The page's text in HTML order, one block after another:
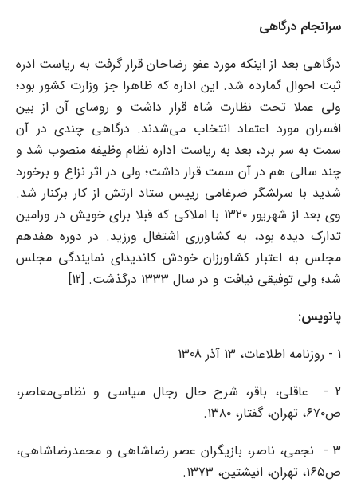
سرانجام درگاهی
درگاهی بعد از اینکه مورد عفو رضاخان قرار گرفت به ریاست ادره
ثبت احوال گمارده شد. این اداره که ظاهرا جز وزارت کشور بود؛
ولی عملا تحت نظارت شاه قرار داشت و روسای آن از بین
افسران مورد اعتماد انتخاب می‌شدند. درگاهی چندی در آن
سمت به سر برد، بعد به ریاست اداره نظام وظیفه منصوب شد و
چند سالی هم در آن سمت قرار داشت؛ ولی در اثر نزاع و برخورد
شدید با سرلشگر ضرغامی رییس ستاد ارتش از کار برکنار شد.
وی بعد از شهریور ۱۳۲۰ با املاکی که قبلا برای خویش در ورامین
تدارک دیده بود، به کشاورزی اشتغال ورزید. در دوره هفدهم
مجلس به اعتبار کشاورزان خودش کاندیدای نمایندگی مجلس
شد؛ ولی توفیقی نیافت و در سال ۱۳۳۳ درگذشت. [12]
پانویس:
1 - روزنامه اطلاعات، 13 آذر 1308
2 - عاقلی، باقر، شرح حال رجال سیاسی و نظامی‌معاصر،
ص۶۷۰، تهران، گفتار، ۱۳۸۰.
3 - نجمی، ناصر، بازیگران عصر رضاشاهی و محمدرضاشاهی،
ص۱۶۵، تهران، انیشتین، ۱۳۷۳.